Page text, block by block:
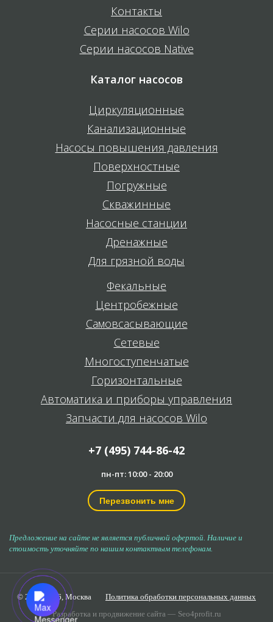
Контакты
Серии насосов Wilo
Серии насосов Native
Каталог насосов
Циркуляционные
Канализационные
Насосы повышения давления
Поверхностные
Погружные
Скважинные
Насосные станции
Дренажные
Для грязной воды
Фекальные
Центробежные
Самовсасывающие
Сетевые
Многоступенчатые
Горизонтальные
Автоматика и приборы управления
Запчасти для насосов Wilo
+7 (495) 744-86-42
пн-пт: 10:00 - 20:00
Перезвонить мне
Предложение на сайте не является публичной офертой. Наличие и
стоимость уточняйте по нашим контактным телефонам.
© 2006-2026, Москва
Политика обработки персональных данных
Разработка и продвижение сайта — Seo4profit.ru